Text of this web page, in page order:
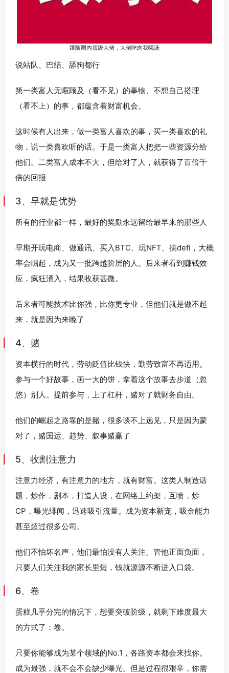
跟随圈内顶级大佬，大佬吃肉我喝汤
说站队、巴结、舔狗都行
第一类富人无暇顾及（看不见）的事物、不想自己搭理
（看不上）的事，都蕴含着财富机会。
这时候有人出来，做一类富人喜欢的事，买一类喜欢的礼
物，说一类喜欢听的话。于是一类富人把把一些资源分给
他们。二类富人成本不大，但给对了人，就获得了百倍千
倍的回报
3、早就是优势
所有的行业都一样，最好的奖励永远留给最早来的那些人
早期开玩电商、做通讯、买入BTC、玩NFT、搞defi，大概
率会崛起，成为又一批跨越阶层的人。后来者看到赚钱效
应，疯狂涌入，结果收获甚微。
后来者可能技术比你强，比你更专业，但他们就是做不起
来，就是因为来晚了
4、赌
资本横行的时代，劳动贬值比钱快，勤劳致富不再适用。
参与一个好故事，画一大的饼，拿着这个故事去步道（忽
悠）别人。提前参与，上了杠杆，赌对了就财务自由。
他们的崛起之路靠的是赌，很多谈不上远见，只是因为蒙
对了，赌国运、趋势、叙事赌赢了
5、收割注意力
注意力经济，有注意力的地方，就有财富。这类人制造话
题，炒作，剧本，打造人设，在网络上约架，互喷，炒
CP，曝光绯闻，迅速吸引流量。成为资本新宠，吸金能力
甚至超过很多公司。
他们不怕坏名声，他们最怕没有人关注。管他正面负面，
只要人们关注我的家长里短，钱就源源不断进入口袋。
6、卷
蛋糕几乎分完的情况下，想要突破阶级，就剩下难度最大
的方式了：卷。
只要你能够成为某个领域的No.1，各路资本都会来找你。
成为最强，就不会不会缺少曝光。但是过程很艰辛，你需